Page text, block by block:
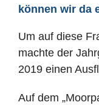
können wir da
Um auf diese
machte der
2019 einen
Auf dem